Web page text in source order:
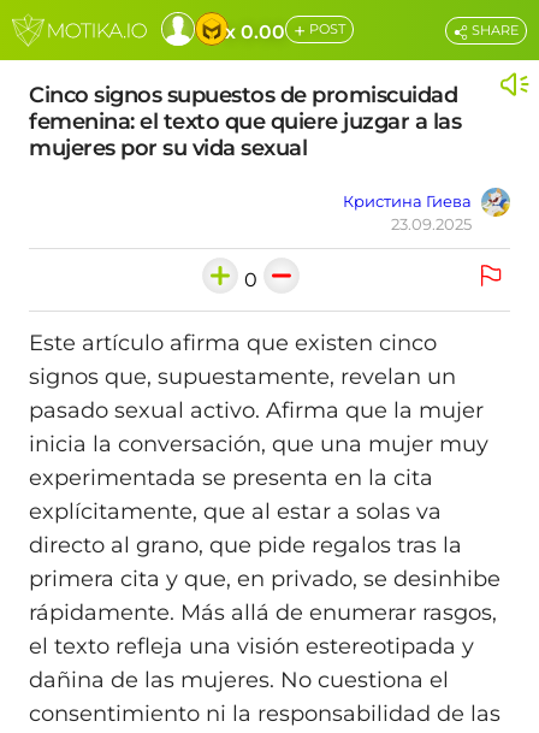
x 0.00 + POST
Cinco signos supuestos de promiscuidad
femenina: el texto que quiere juzgar a las
mujeres por su vida sexual
Кристина Гиева
23.09.2025
SHARE
0
Este artículo afirma que existen cinco
signos que, supuestamente, revelan un
pasado sexual activo. Afirma que la mujer
inicia la conversación, que una mujer muy
experimentada se presenta en la cita
explícitamente, que al estar a solas va
directo al grano, que pide regalos tras la
primera cita y que, en privado, se desinhibe
rápidamente. Más allá de enumerar rasgos,
el texto refleja una visión estereotipada y
dañina de las mujeres. No cuestiona el
consentimiento ni la responsabilidad de las